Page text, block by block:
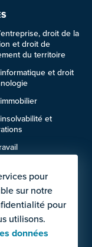
droit de la
et droit de
du territoire
et droit
et
des données
pour
sur notre
pour
utilisons.
données